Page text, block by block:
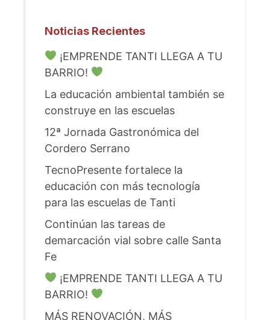
Noticias Recientes
¡EMPRENDE TANTI LLEGA A TU
BARRIO!
La educación ambiental también se
construye en las escuelas
12ª Jornada Gastronómica del
Cordero Serrano
TecnoPresente fortalece la
educación con más tecnología
para las escuelas de Tanti
Continúan las tareas de
demarcación vial sobre calle Santa
Fe
¡EMPRENDE TANTI LLEGA A TU
BARRIO!
MÁS RENOVACIÓN, MÁS